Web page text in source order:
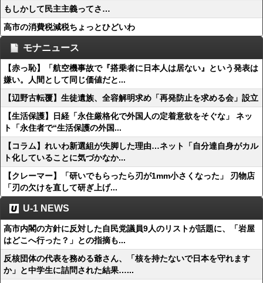
もしかして民主主義ってさ…
高市の消費税減税ちょっとひどいわ
モナニュース
【赤っ恥】「航空機事故で『搭乗者に日本人は居ない』という発表は
嫌い。人間として同じ価値だと...
【辺野古転覆】生徒遺族、全容解明求め「再発防止を求める会」設立
【生活保護】日経「永住厳格化で外国人の定着意欲をそぐな」 ネッ
ト「永住者で“生活保護の外国...
【コラム】れいわ新選組が失脚した理由…ネット「自分達自身がカル
ト化していることに気づかなか...
【クレーマー】「研いでもらったら刃が1mm小さくなった」 刃物店
「刃の欠けを直して研ぎ上げ...
U-1 NEWS
高市内閣の方針に反対した自民党議員9人のリストが話題に、「岩屋
はどこへ行った？」との指摘も...
反核団体の代表を務める爺さん、「核を持たないで日本を守れます
か」と中学生に詰問された結果…...